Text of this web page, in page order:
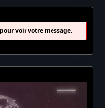
pour voir votre message.